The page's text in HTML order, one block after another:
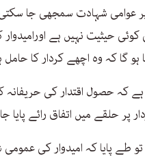
عوامی شہادت سمجھی جا
حیثیت نہیں ہے
ہو گا کہ وہ اچھے کردار کا
ہے کہ حصول اقتدار کی
پر حلقے میں اتفاق رائے پایا
طے پایا کہ امیدوار کی